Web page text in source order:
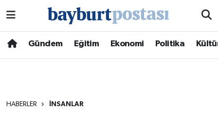
Gündem Eğitim Ekonomi Politika
HABERLER İNSANLAR
Hava Durumu